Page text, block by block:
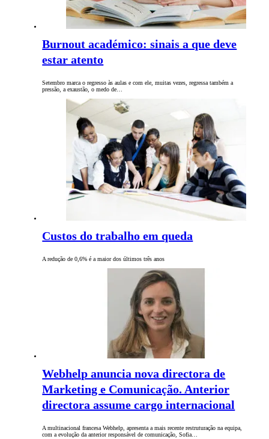
Burnout académico: sinais a que deve
estar atento
Setembro marca o regresso às aulas e com ele, muitas vezes, regressa também a
pressão, a exaustão, o medo de…
Custos do trabalho em queda
A redução de 0,6% é a maior dos últimos três anos
Webhelp anuncia nova directora de
Marketing e Comunicação. Anterior
directora assume cargo internacional
A multinacional francesa Webhelp, apresenta a mais recente restruturação na equipa,
com a evolução da anterior responsável de comunicação, Sofia…